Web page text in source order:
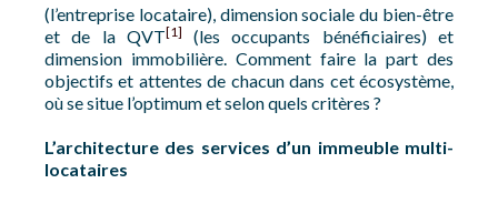
(l’entreprise locataire), dimension sociale du bien-être
et de la QVT[1]
(les occupants bénéficiaires) et
dimension immobilière. Comment faire la part des
objectifs et attentes de chacun dans cet écosystème,
où se situe l’optimum et selon quels critères ?
L’architecture des services d’un immeuble multi-
locataires